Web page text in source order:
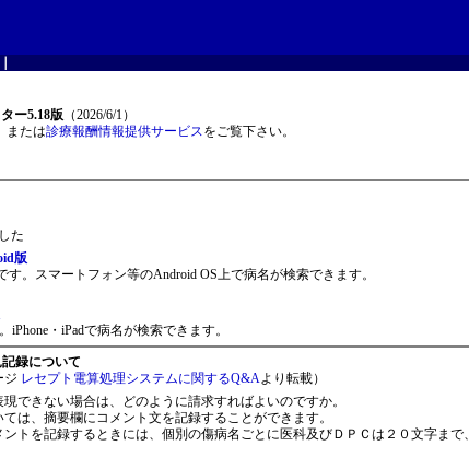
ー5.18版 （2026/6/1）
または診療報酬情報提供サービスをご覧下さい。
た
版
す。スマートフォン等のAndroid OS上で病名が検索できます。
iPhone・iPadで病名が検索できます。
録について
ジ レセプト電算処理システムに関するQ&Aより転載）
できない場合は、どのように請求すればよいのですか。
は、摘要欄にコメント文を記録することができます。
トを記録するときには、個別の傷病名ごとに医科及びＤＰＣは２０文字まで